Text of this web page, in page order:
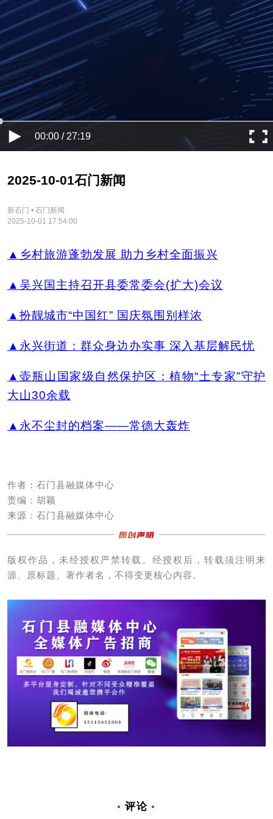
00:00 / 27:19
2025-10-01石门新闻
新石门 • 石门新闻
2025-10-01 17:54:00
▲乡村旅游蓬勃发展 助力乡村全面振兴
▲吴兴国主持召开县委常委会(扩大)会议
▲扮靓城市“中国红” 国庆氛围别样浓
▲永兴街道：群众身边办实事 深入基层解民忧
▲壶瓶山国家级自然保护区：植物“土专家”守护
大山30余载
▲永不尘封的档案——常德大轰炸
作者：石门县融媒体中心
责编：胡颖
来源：石门县融媒体中心
版权作品，未经授权严禁转载。经授权后，转载须注明来
源、原标题、著作者名，不得变更核心内容。
评论